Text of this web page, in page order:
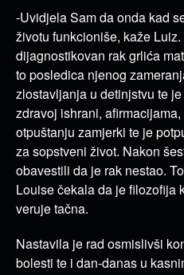
-Uvidjela Sam da onda kad
životu funkcioniše, kaže
dijagnostikovan rak grlića
to posledica njenog
zlostavljanja u detinjstvu te
zdravoj ishrani,
otpuštanju zamjerki te je
za sopstveni život. Nakon
obavestili da je rak nestao.
Louise čekala da je filozofija
veruje tačna.
Nastavila je rad osmislivši
bolesti te i dan-danas u